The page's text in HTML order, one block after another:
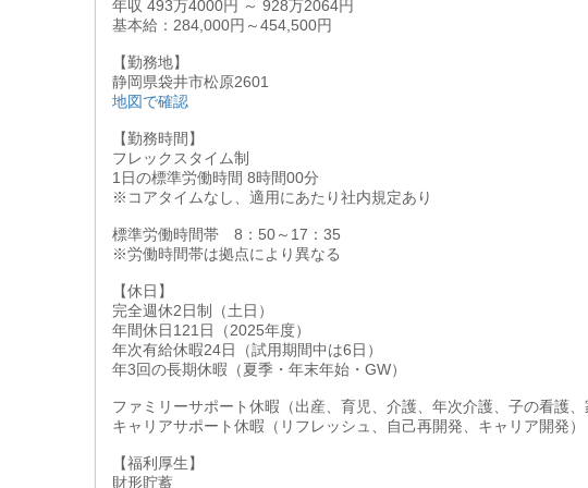
年収 493万4000円 ～ 928万2064円
基本給：284,000円～454,500円
【勤務地】
静岡県袋井市松原2601
地図で確認
【勤務時間】
フレックスタイム制
1日の標準労働時間 8時間00分
※コアタイムなし、適用にあたり社内規定あり
標準労働時間帯 8：50～17：35
※労働時間帯は拠点により異なる
【休日】
完全週休2日制（土日）
年間休日121日（2025年度）
年次有給休暇24日（試用期間中は6日）
年3回の長期休暇（夏季・年末年始・GW）
ファミリーサポート休暇（出産、育児、介護、年次介護、子の看護
キャリアサポート休暇（リフレッシュ、自己再開発、キャリア開発）
【福利厚生】
財形貯蓄